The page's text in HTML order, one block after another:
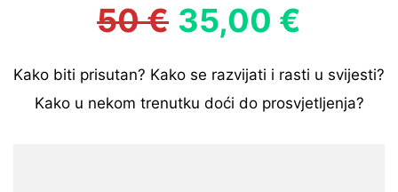
50 € 35,00 €
Kako biti prisutan? Kako se razvijati i rasti u svijesti?
Kako u nekom trenutku doći do prosvjetljenja?